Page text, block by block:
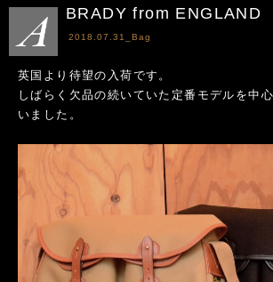
BRADY from ENGLAND
2018.07.31_ Bag
英国より待望の入荷です。
しばらく欠品の続いていた定番モデルを中
いました。